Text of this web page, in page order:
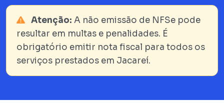
Atenção: A não emissão de NFSe pode
resultar em multas e penalidades. É
obrigatório emitir nota fiscal para todos os
serviços prestados em Jacareí.